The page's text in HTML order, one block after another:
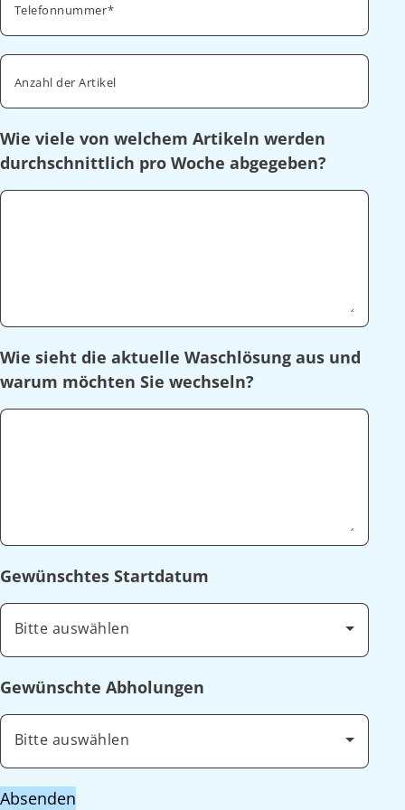
Telefonnummer
Anzahl der Artikel
Wie viele von welchem Artikeln werden
durchschnittlich pro Woche abgegeben?
Wie sieht die aktuelle Waschlösung aus und
warum möchten Sie wechseln?
Gewünschtes Startdatum
Bitte auswählen
Gewünschte Abholungen
Bitte auswählen
Absenden